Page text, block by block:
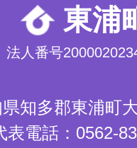
東浦
法人番号
知多郡東浦町
表電話：0562-